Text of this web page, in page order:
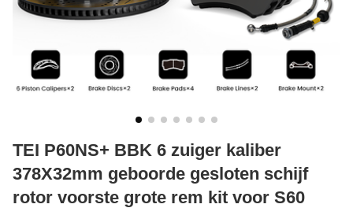
TEI P60NS+ BBK 6 zuiger kaliber
378X32mm geboorde gesloten schijf
rotor voorste grote rem kit voor S60